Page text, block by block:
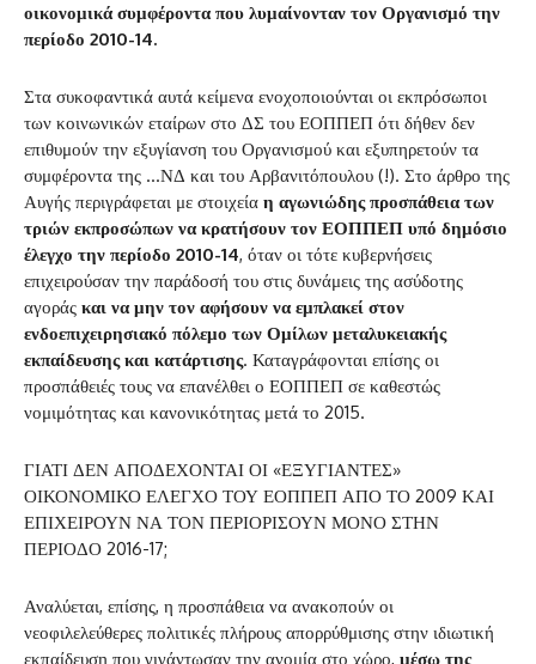
οικονομικά συμφέροντα που λυμαίνονταν τον Οργανισμό την
περίοδο 2010-14.
Στα συκοφαντικά αυτά κείμενα ενοχοποιούνται οι εκπρόσωποι
των κοινωνικών εταίρων στο ΔΣ του ΕΟΠΠΕΠ ότι δήθεν δεν
επιθυμούν την εξυγίανση του Οργανισμού και εξυπηρετούν τα
συμφέροντα της …ΝΔ και του Αρβανιτόπουλου (!). Στο άρθρο της
Αυγής περιγράφεται με στοιχεία η αγωνιώδης προσπάθεια των
τριών εκπροσώπων να κρατήσουν τον ΕΟΠΠΕΠ υπό δημόσιο
έλεγχο την περίοδο 2010-14, όταν οι τότε κυβερνήσεις
επιχειρούσαν την παράδοσή του στις δυνάμεις της ασύδοτης
αγοράς και να μην τον αφήσουν να εμπλακεί στον
ενδοεπιχειρησιακό πόλεμο των Ομίλων μεταλυκειακής
εκπαίδευσης και κατάρτισης. Καταγράφονται επίσης οι
προσπάθειές τους να επανέλθει ο ΕΟΠΠΕΠ σε καθεστώς
νομιμότητας και κανονικότητας μετά το 2015.
ΓΙΑΤΙ ΔΕΝ ΑΠΟΔΕΧΟΝΤΑΙ ΟΙ «ΕΞΥΓΙΑΝΤΕΣ»
ΟΙΚΟΝΟΜΙΚΟ ΕΛΕΓΧΟ ΤΟΥ ΕΟΠΠΕΠ ΑΠΟ ΤΟ 2009 ΚΑΙ
ΕΠΙΧΕΙΡΟΥΝ ΝΑ ΤΟΝ ΠΕΡΙΟΡΙΣΟΥΝ ΜΟΝΟ ΣΤΗΝ
ΠΕΡΙΟΔΟ 2016-17;
Αναλύεται, επίσης, η προσπάθεια να ανακοπούν οι
νεοφιλελεύθερες πολιτικές πλήρους απορρύθμισης στην ιδιωτική
εκπαίδευση που γιγάντωσαν την ανομία στο χώρο, μέσω της